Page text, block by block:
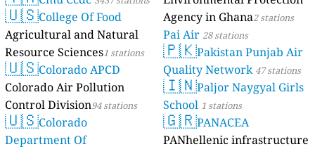
🇺🇸College Of Food
Agricultural and Natural
Resource Sciences1 stations
🇺🇸Colorado APCD
Colorado Air Pollution
Control Division94 stations
🇺🇸Colorado
Department Of
Agency in Ghana2 stations
Pai Air 28 stations
🇵🇰Pakistan Punjab Air
Quality Network 47 stations
🇮🇳Paljor Naygyal Girls
School 1 stations
🇬🇷PANACEA
PANhellenic infrastructure